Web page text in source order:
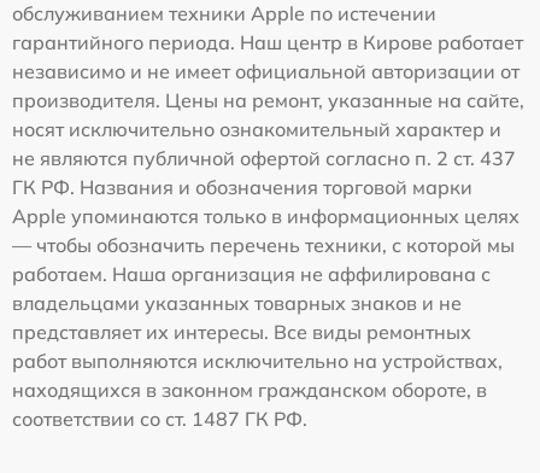
обслуживанием техники Apple по истечении
гарантийного периода. Наш центр в Кирове работает
независимо и не имеет официальной авторизации от
производителя. Цены на ремонт, указанные на сайте,
носят исключительно ознакомительный характер и
не являются публичной офертой согласно п. 2 ст. 437
ГК РФ. Названия и обозначения торговой марки
Apple упоминаются только в информационных целях
— чтобы обозначить перечень техники, с которой мы
работаем. Наша организация не аффилирована с
владельцами указанных товарных знаков и не
представляет их интересы. Все виды ремонтных
работ выполняются исключительно на устройствах,
находящихся в законном гражданском обороте, в
соответствии со ст. 1487 ГК РФ.